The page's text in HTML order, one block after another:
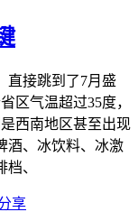
直接跳到了7月盛
区气温超过35度，
西南地区甚至出现
酒、冰饮料、冰激
、
享